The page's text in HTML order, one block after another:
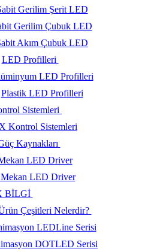
Gerilim Şerit LED
Gerilim Çubuk LED
Akım Çubuk LED
LED Profilleri
LED Profilleri
Plastik LED Profilleri
Sistemleri
Kontrol Sistemleri
Kaynakları
LED Driver
Mekan LED Driver
BİLGİ
Çeşitleri Nelerdir?
LEDLine Serisi
DOTLED Serisi